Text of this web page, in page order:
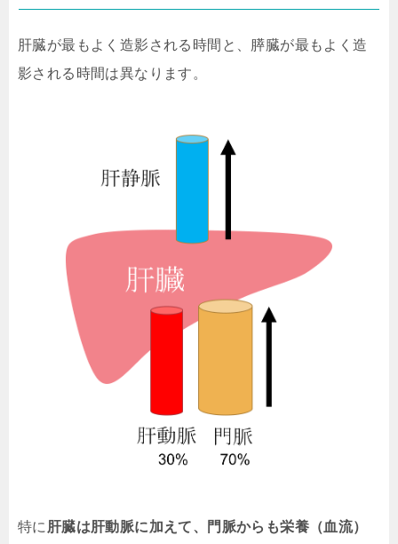
肝臓が最もよく造影される時間と、膵臓が最もよく造
影される時間は異なります。
特に肝臓は肝動脈に加えて、門脈からも栄養（血流）